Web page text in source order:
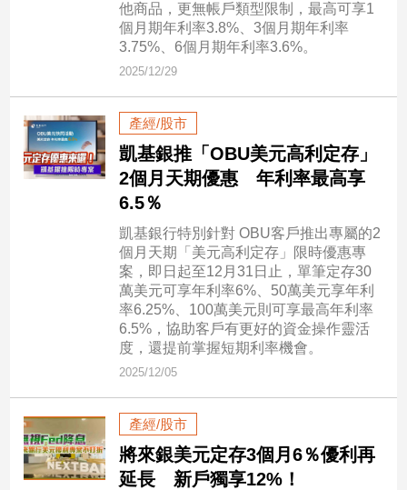
設
計
旅
遊/
子/
感
情
他商品，更無帳戶類型限制，最高可享1
個月期年利率3.8%、3個月期年利率
3.75%、6個月期年利率3.6%。
2025/12/29
產經/股市
凱基銀推「OBU美元高利定存」
2個月天期優惠 年利率最高享
6.5％
凱基銀行特別針對 OBU客戶推出專屬的2
個月天期「美元高利定存」限時優惠專
案，即日起至12月31日止，單筆定存30
萬美元可享年利率6%、50萬美元享年利
率6.25%、100萬美元則可享最高年利率
6.5%，協助客戶有更好的資金操作靈活
度，還提前掌握短期利率機會。
2025/12/05
產經/股市
將來銀美元定存3個月6％優利再
延長 新戶獨享12%！